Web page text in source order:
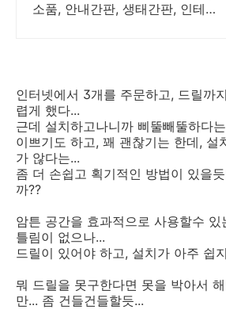
소품, 안내간판, 생태간판, 인테리
인터넷에서 3개를 주문하고, 드릴까
렵게 했다...
근데 설치하고나니까 삐뚤빼뚤하다
이쁘기도 하고, 꽤 괜찮기는 한데, 설
가 않다는...
좀 더 손쉽고 획기적인 방법이 있을
까??
암튼 공간을 효과적으로 사용할수
틀림이 없으나...
드릴이 있어야 하고, 설치가 아주 쉽
뭐 드릴을 못구한다면 못을 박아서
만... 좀 건들건들할듯...